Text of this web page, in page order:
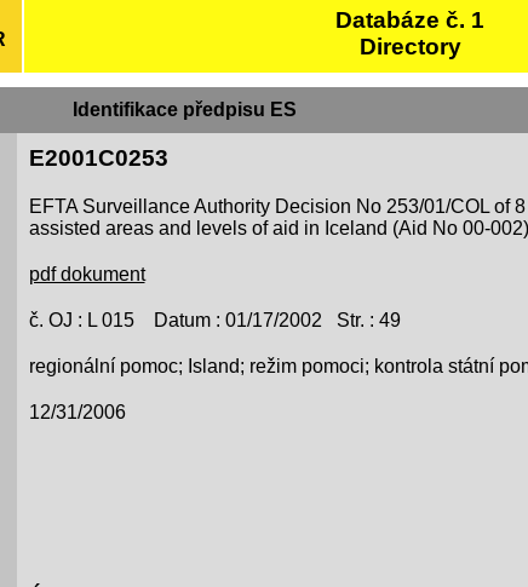
Databáze č. 1
Directory
Identifikace předpisu ES
E2001C0253
EFTA Surveillance Authority Decision No 253/01/COL of
assisted areas and levels of aid in Iceland (Aid No 00-002)
pdf dokument
č. OJ : L 015 Datum : 01/17/2002 Str. : 49
regionální pomoc; Island; režim pomoci; kontrola státní
12/31/2006